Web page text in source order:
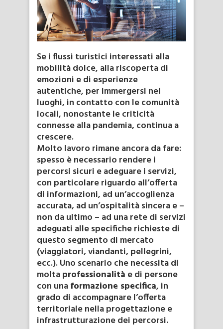
Se i flussi turistici interessati alla
mobilità dolce, alla riscoperta di
emozioni e di esperienze
autentiche, per immergersi nei
luoghi, in contatto con le comunità
locali, nonostante le criticità
connesse alla pandemia, continua a
crescere.
Molto lavoro rimane ancora da fare:
spesso è necessario rendere i
percorsi sicuri e adeguare i servizi,
con particolare riguardo all’offerta
di informazioni, ad un’accoglienza
accurata, ad un’ospitalità sincera e –
non da ultimo – ad una rete di servizi
adeguati alle specifiche richieste di
questo segmento di mercato
(viaggiatori, viandanti, pellegrini,
ecc.). Uno scenario che necessita di
moltaprofessionalità e di persone
con unaformazione specifica, in
grado di accompagnare l’offerta
territoriale nella progettazione e
infrastrutturazione dei percorsi.